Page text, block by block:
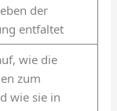
der
entfaltet
wie die
zum
wie sie in